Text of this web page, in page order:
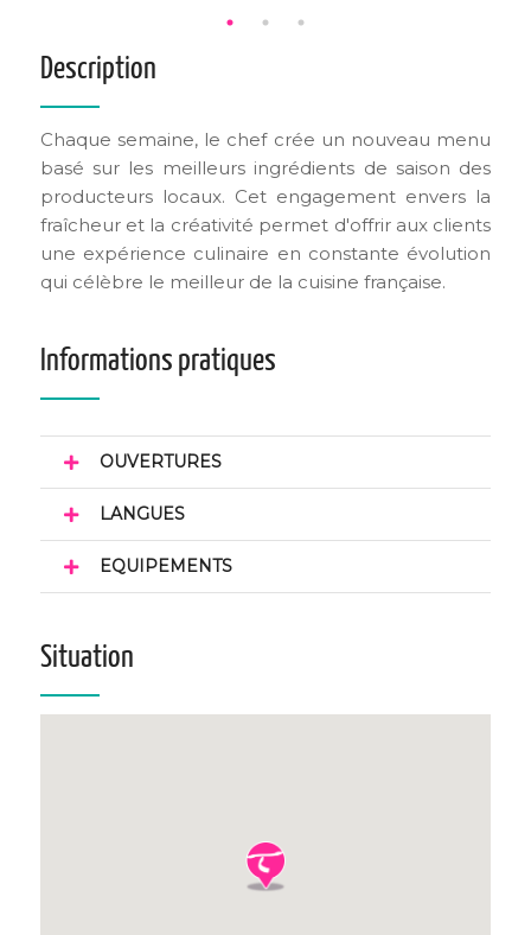
Description
Chaque semaine, le chef crée un nouveau menu
basé sur les meilleurs ingrédients de saison des
producteurs locaux. Cet engagement envers la
fraîcheur et la créativité permet d'offrir aux clients
une expérience culinaire en constante évolution
qui célèbre le meilleur de la cuisine française.
Informations pratiques
OUVERTURES
LANGUES
EQUIPEMENTS
Situation